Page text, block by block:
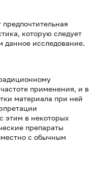
которую следует
данное исследование.
применения, и в
материала при ней
этим в некоторых
препараты
с обычным